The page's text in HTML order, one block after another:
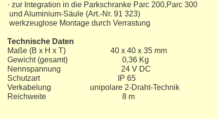
· zur Integration in die Parkschranke Parc 200,Parc 300
und Aluminium-Säule (Art.-Nr. 91 323)
werkzeuglose Montage durch Verrastung
Technische Daten
Maße (B x H x T) 40 x 40 x 35 mm
Gewicht (gesamt) 0,36 Kg
Nennspannung 24 V DC
Schutzart IP 65
Verkabelung unipolare 2-Draht-Technik
Reichweite 8 m